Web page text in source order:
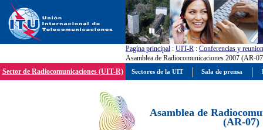
Pagína principal : UIT-R : Conferencias y
Asamblea de Radiocomunicaciones 2007 (AR-
Sector de Radiocomunicaciones (UIT-R)
Asamblea de
(AR-07)
Sectores de la UIT Sala de prensa